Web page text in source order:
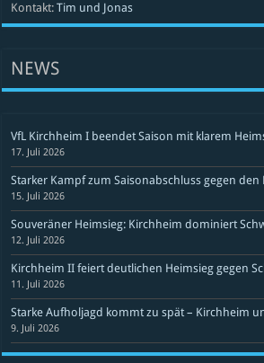
Kontakt:Tim und Jonas
NEWS
VfL Kirchheim I beendet Saison mit klarem
17. Juli 2026
Starker Kampf zum Saisonabschluss gegen den
15. Juli 2026
Souveräner Heimsieg: Kirchheim dominiert
12. Juli 2026
Kirchheim II feiert deutlichen Heimsieg gegen
11. Juli 2026
Starke Aufholjagd kommt zu spät – Kirchheim
9. Juli 2026